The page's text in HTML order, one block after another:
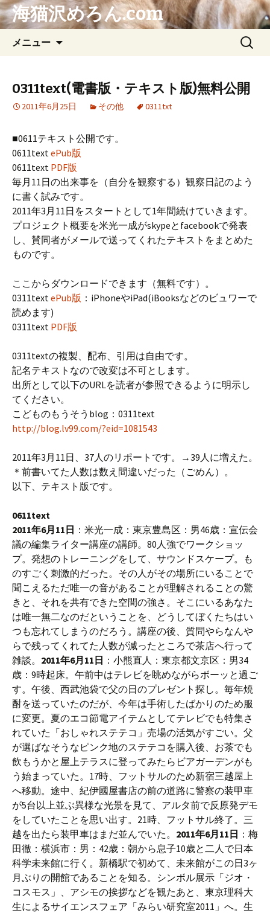
海猫沢めろん.com
メニュー
ン
ツ
へ
キ
ッ
プ
検
0311text(電書版・テキスト版)無料公開
2011年6月25日 その他 0311txt
■0611テキスト公開です。
0611textePub版
0611text PDF版
毎月11日の出来事を（自分を観察する）観察日記のよう
に書く試みです。
2011年3月11日をスタートとして1年間続けていきます。
プロジェクト概要を米光一成がskypeとfacebookで発表
し、賛同者がメールで送ってくれたテキストをまとめた
ものです。
ここからダウンロードできます（無料です）。
0311textePub版 ：iPhoneやiPad(iBooksなどのビュワーで
読めます)
0311text PDF版
0311textの複製、配布、引用は自由です。
記名テキストなので改変は不可とします。
出所として以下のURLを読者が参照できるように明示し
てください。
こどものもうそうblog：0311text
http://blog.lv99.com/?eid=1081543
2011年3月11日、37人のリポートです。→39人に増えた。
＊前書いてた人数は数え間違いだった（ごめん）。
以下、テキスト版です。
0611text
2011年6月11日 ：米光一成：東京豊島区：男46歳：宣伝会
議の編集ライター講座の講師。80人強でワークショッ
プ。発想のトレーニングをして、サウンドスケープ。も
のすごく刺激的だった。その人がその場所にいることで
聞こえるただ唯一の音があることが理解されることの驚
きと、それを共有できた空間の強さ。そこにいるあなた
は唯一無二なのだということを、どうしてぼくたちはい
つも忘れてしまうのだろう。講座の後、質問やらなんや
らで残ってくれてた人数が減ったところで茶店へ行って
雑談。 2011年6月11日 ：小熊直人：東京都文京区：男34
歳：9時起床。午前中はテレビを眺めながらボーッと過ご
す。午後、西武池袋で父の日のプレゼント探し。毎年焼
酎を送っていたのだが、今年は手術したばかりのため服
に変更。夏のエコ節電アイテムとしてテレビでも特集さ
れていた「おしゃれステテコ」売場の活気がすごい。父
が選ばなそうなピンク地のステテコを購入後、お茶でも
飲もうかと屋上テラスに登ってみたらビアガーデンがも
う始まっていた。17時、フットサルのため新宿三越屋上
へ移動。途中、紀伊國屋書店の前の道路に警察の装甲車
が5台以上並ぶ異様な光景を見て、アルタ前で反原発デモ
をしていたことを思い出す。21時、フットサル終了。三
越を出たら装甲車はまだ並んでいた。 2011年6月11日 ：梅
田徹：横浜市：男：42歳：朝から息子10歳と二人で日本
科学未来館に行く。新橋駅で初めて、未来館がこの日3ヶ
月ぶりの開館であることを知る。シンボル展示「ジオ・
コスモス」、アシモの挨拶などを観たあと、東京理科大
生によるサイエンスフェア「みらい研究室2011」へ。生